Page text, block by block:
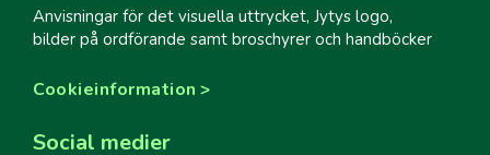
Anvisningar för det visuella uttrycket, Jytys logo,
bilder på ordförande samt broschyrer och handböcker
Cookieinformation
Social medier